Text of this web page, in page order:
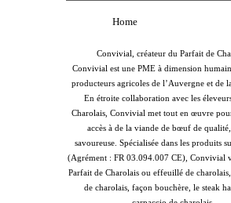
Home
Convivial, créateur du Parfait de
Convivial est une PME à dimension
producteurs agricoles de l’Auvergne et de
En étroite collaboration avec les
Charolais, Convivial met tout en œuvre
accès à de la viande de bœuf de
savoureuse. Spécialisée dans les produits
(Agrément : FR 03.094.007 CE), Convivial
Parfait de Charolais ou effeuillé de
de charolais, façon bouchère, le steak